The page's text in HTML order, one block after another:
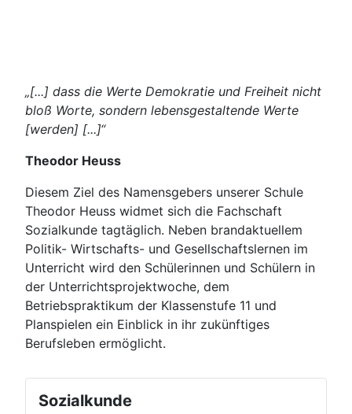
„[...] dass die Werte Demokratie und Freiheit nicht
bloß Worte, sondern lebensgestaltende Werte
[werden] [...]“
Theodor Heuss
Diesem Ziel des Namensgebers unserer Schule
Theodor Heuss widmet sich die Fachschaft
Sozialkunde tagtäglich. Neben brandaktuellem
Politik- Wirtschafts- und Gesellschaftslernen im
Unterricht wird den Schülerinnen und Schülern in
der Unterrichtsprojektwoche, dem
Betriebspraktikum der Klassenstufe 11 und
Planspielen ein Einblick in ihr zukünftiges
Berufsleben ermöglicht.
Sozialkunde